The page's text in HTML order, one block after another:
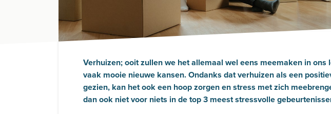
Verhuizen; ooit zullen we het allemaal wel eens meemaken in ons
vaak mooie nieuwe kansen. Ondanks dat verhuizen als een
gezien, kan het ook een hoop zorgen en stress met zich
dan ook niet voor niets in de top 3 meest stressvolle